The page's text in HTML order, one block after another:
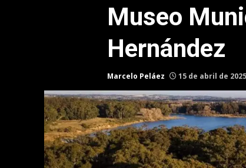
Museo
Hernández
Marcelo Peláez 15 de abril de 2025